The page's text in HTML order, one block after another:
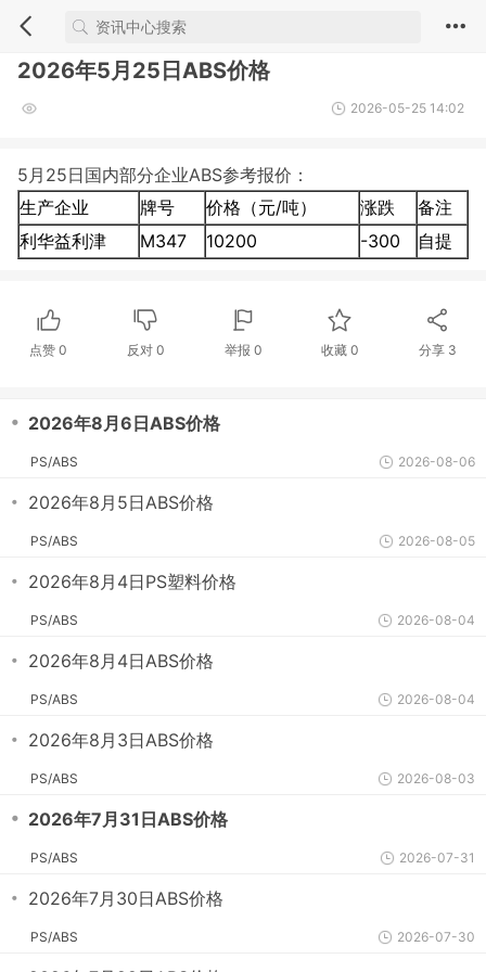
2026年5月25日ABS价格
2026-05-25 14:02
5月25日国内部分企业ABS参考报价：
生产企业
牌号 价格（元/吨） 涨跌
备注
利华益利津
M347 10200 -300 自提
点赞0 反对 0 举报 0 收藏 0 分享 3
・ 2026年8月6日ABS价格
PS/ABS 2026-08-06
・ 2026年8月5日ABS价格
PS/ABS 2026-08-05
・ 2026年8月4日PS塑料价格
PS/ABS 2026-08-04
・ 2026年8月4日ABS价格
PS/ABS 2026-08-04
・ 2026年8月3日ABS价格
PS/ABS 2026-08-03
・ 2026年7月31日ABS价格
PS/ABS 2026-07-31
・ 2026年7月30日ABS价格
PS/ABS 2026-07-30